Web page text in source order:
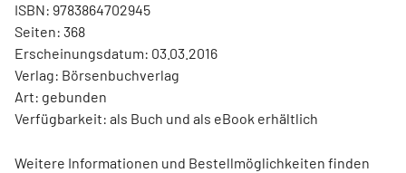
ISBN: 9783864702945
Seiten: 368
Erscheinungsdatum: 03.03.2016
Verlag: Börsenbuchverlag
Art: gebunden
Verfügbarkeit: als Buch und als eBook erhältlich
Weitere Informationen und Bestellmöglichkeiten finden